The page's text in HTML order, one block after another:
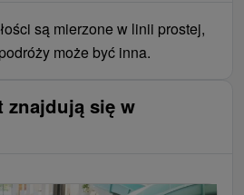
są mierzone w linii prostej,
może być inna.
znajdują się w